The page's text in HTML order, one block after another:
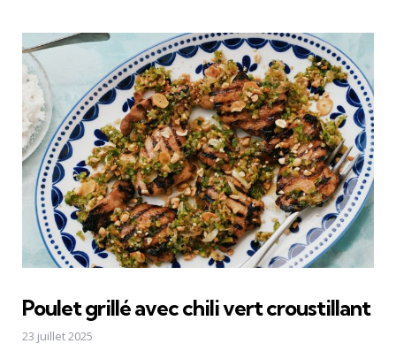
Poulet grillé avec chili vert croustillant
23 juillet 2025